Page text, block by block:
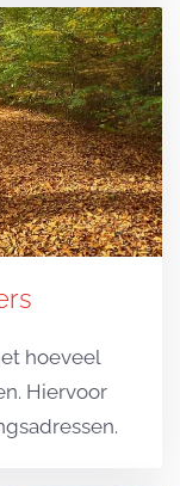
hoeveel
Hiervoor